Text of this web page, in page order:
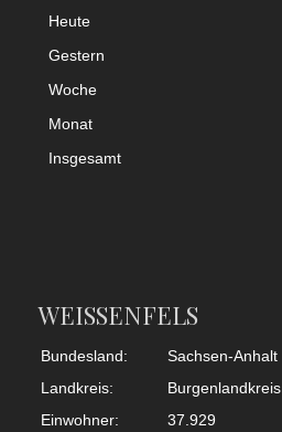
Heute
Gestern
Woche
Monat
Insgesamt
WEISSENFELS
Bundesland:
Sachsen-Anhalt
Landkreis:
Burgenlandkreis
Einwohner:
37.929